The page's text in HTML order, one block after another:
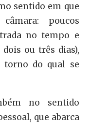
sentido em que
poucos
no tempo e
ou três dias),
do qual se
no sentido
que abarca